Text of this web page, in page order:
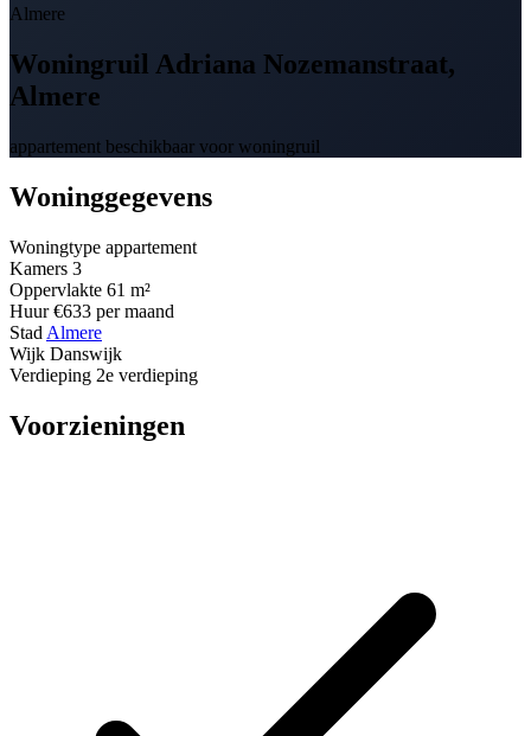
Almere
Woningruil Adriana Nozemanstraat,
Almere
appartement beschikbaar voor woningruil
Woninggegevens
Woningtype appartement
Kamers 3
Oppervlakte 61 m²
Huur €633 per maand
Stad Almere
Wijk Danswijk
Verdieping 2e verdieping
Voorzieningen